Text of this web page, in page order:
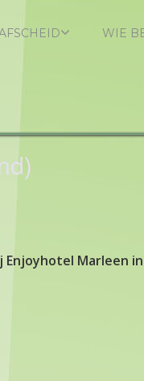
WIE
Marleen